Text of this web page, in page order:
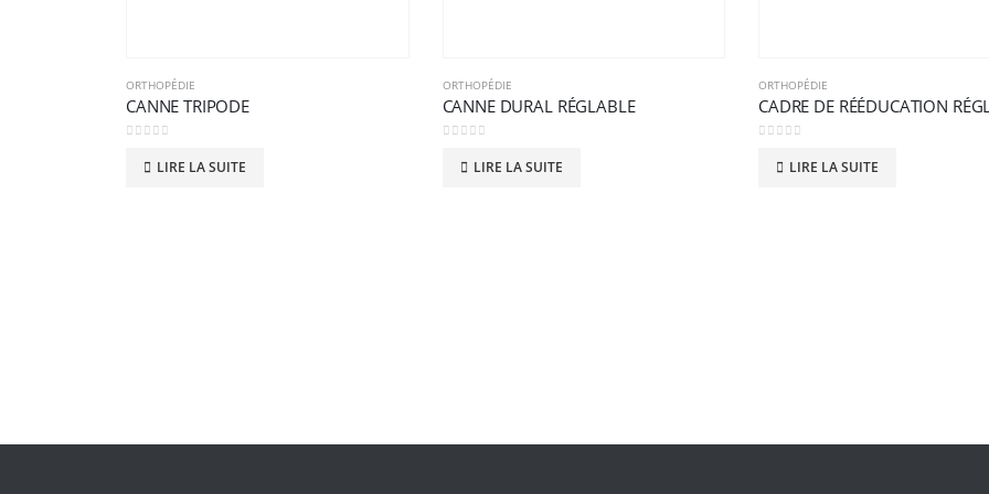
ORTHOPÉDIE
CANNE TRIPODE
LIRE LA SUITE
ORTHOPÉDIE
CANNE DURAL RÉGLABLE
LIRE LA SUITE
ORTHOPÉDIE
LIRE LA SUITE